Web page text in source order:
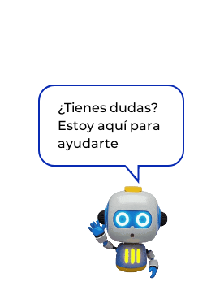
¿Tienes dudas?
Estoy aquí para
ayudarte